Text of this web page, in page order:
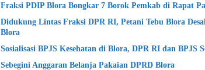
Fraksi PDIP Blora Bongkar 7 Borok Pemkab di Rapat
Didukung Lintas Fraksi DPR RI, Petani Tebu Blora
Blora
Sosialisasi BPJS Kesehatan di Blora, DPR RI dan BPJS
Sebegini Anggaran Belanja Pakaian DPRD Blora